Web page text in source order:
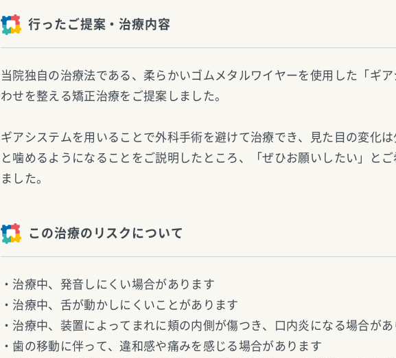
行ったご提案・治療内容
当院独自の治療法である、柔らかいゴムメタルワイヤーを使用した「ギ
わせを整える矯正治療をご提案しました。
ギアシステムを用いることで外科手術を避けて治療でき、見た目の変化
と噛めるようになることをご説明したところ、「ぜひお願いしたい」と
ました。
この治療のリスクについて
・治療中、発音しにくい場合があります
・治療中、舌が動かしにくいことがあります
・治療中、装置によってまれに頬の内側が傷つき、口内炎になる場合があ
・歯の移動に伴って、違和感や痛みを感じる場合があります